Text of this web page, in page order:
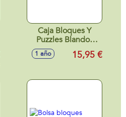
Caja Bloques Y
Puzzles Blandos
con 15 piezas.
1 año 15,95 €